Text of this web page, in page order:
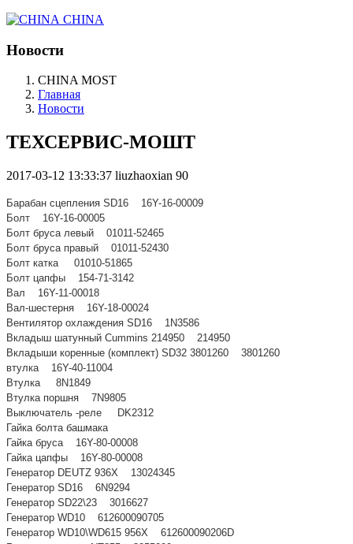
CHINA
Новости
CHINA MOST
Главная
Новости
ТЕХСЕРВИС-МОШТ
2017-03-12 13:33:37 liuzhaoxian 90
Барабан сцепления SD16 16Y-16-00009
Болт 16Y-16-00005
Болт бруса левый 01011-52465
Болт бруса правый 01011-52430
Болт катка 01010-51865
Болт цапфы 154-71-3142
Вал 16Y-11-00018
Вал-шестерня 16Y-18-00024
Вентилятор охлаждения SD16 1N3586
Вкладыш шатунный Cummins 214950 214950
Вкладыши коренные (комплект) SD32 3801260 3801260
втулка 16Y-40-11004
Втулка 8N1849
Втулка поршня 7N9805
Выключатель -реле DK2312
Гайка болта башмака
Гайка бруса 16Y-80-00008
Гайка цапфы 16Y-80-00008
Генератор DEUTZ 936Х 13024345
Генератор SD16 6N9294
Генератор SD22\23 3016627
Генератор WD10 612600090705
Генератор WD10\WD615 956Х 612600090206D